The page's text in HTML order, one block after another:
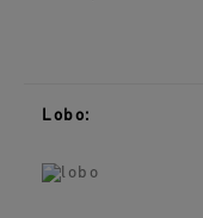
Lobo: